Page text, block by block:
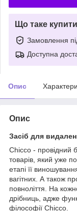
Що таке
Замовлення
Доступна
Опис
Опис
Засіб для
Chicco - провідний
товарів, який уже
етапі її
вагітних. А також
повноліття. На
дрібниць, адже
філософії Chicco.